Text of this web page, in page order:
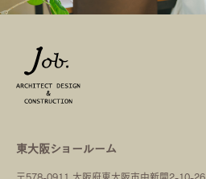
東大阪ショールーム
〒578-0911 大阪府東大阪市中新開2-10-26